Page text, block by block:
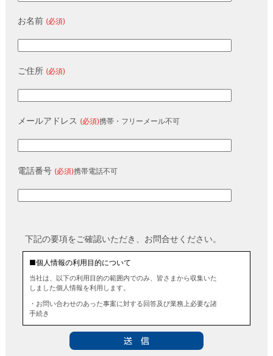
お名前 (必須)
ご住所 (必須)
メールアドレス (必須)携帯・フリーメール不可
電話番号 (必須)携帯電話不可
下記の要項をご確認いただき、お問合せください。
■個人情報の利用目的について
当社は、以下の利用目的の範囲内でのみ、皆さまから収集いた
しました個人情報を利用します。
・お問い合わせのあった事案に対する回答及び業務上必要な諸
手続き
■個人情報の第三者提供について